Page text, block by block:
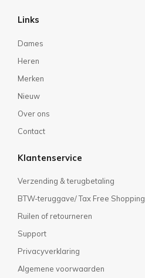
Links
Dames
Heren
Merken
Nieuw
Over ons
Contact
Klantenservice
Verzending & terugbetaling
BTW-teruggave/ Tax Free Shopping
Ruilen of retourneren
Support
Privacyverklaring
Algemene voorwaarden